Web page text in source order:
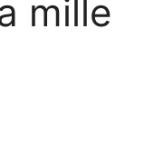
mille